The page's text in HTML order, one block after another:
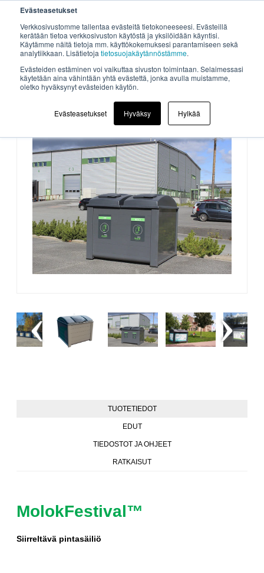
Evästeasetukset
Verkkosivustomme tallentaa evästeitä tietokoneeseesi. Evästeillä
kerätään tietoa verkkosivuston käytöstä ja yksilöidään käyntisi.
Käytämme näitä tietoja mm. käyttökokemuksesi parantamiseen sekä
analytiikkaan. Lisätietoja tietosuojakäytännöstämme.
Evästeiden estäminen voi vaikuttaa sivuston toimintaan. Selaimessasi
käytetään aina vähintään yhtä evästettä, jonka avulla muistamme,
oletko hyväksynyt evästeiden käytön.
Evästeasetukset Hyväksy Hylkää
TUOTETIEDOT
EDUT
TIEDOSTOT JA OHJEET
RATKAISUT
MolokFestival™
Siirreltävä pintasäiliö